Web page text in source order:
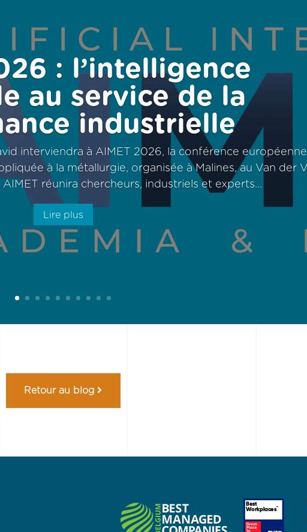
: l’intelligence
au service de la
industrielle
interviendra à AIMET 2026, la conférence européenne
à la métallurgie, organisée à Malines, au Van der
réunira chercheurs, industriels et experts...
Lire plus
Retour au blog